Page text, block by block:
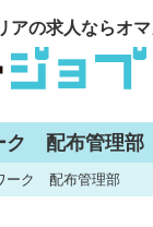
アの求人ならオ
ク 配布管理部
ーク 配布管理部